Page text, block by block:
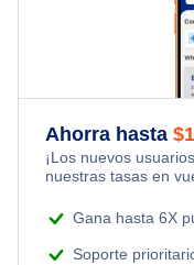
Flights Under $199
Flights from Toronto
Flights from Nueva
Flights from Nueva
Flights from Nueva
Honeymoon Vacations
Adventure Vacations
Roosevelt Paquetes
Ahorra hasta $
¡Los nuevos
nuestras tasas en
Gana hasta 6X
Soporte